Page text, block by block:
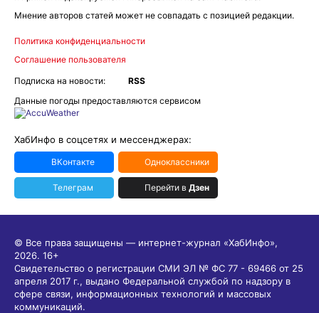
Мнение авторов статей может не совпадать с позицией редакции.
Политика конфиденциальности
Соглашение пользователя
Подписка на новости:
RSS
Данные погоды предоставляются сервисом
ХабИнфо в соцсетях и мессенджерах:
ВКонтакте Одноклассники
Телеграм Перейти в Дзен
© Все права защищены — интернет-журнал «ХабИнфо»,
2026. 16+
Свидетельство о регистрации СМИ ЭЛ № ФС 77 - 69466 от 25
апреля 2017 г., выдано Федеральной службой по надзору в
сфере связи, информационных технологий и массовых
коммуникаций.